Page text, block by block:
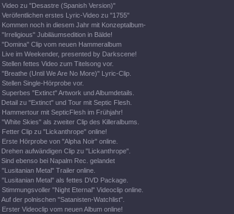
Video zu "Desastre (Spanish Version)"
Veröfentlichen erstes Lyric-Video zu "1755"
Kommen noch in diesem Jahr mit Konzeptalbum-
"Irreligious" Jubiläumsedition in Bälde!
"Domina" Clip vom neuen Hammeralbum
Live im Weekender, presented by Darkscene!
Stellen fettes Video zum Titelsong vor.
"Breathe (Until We Are No More)" Lyric-Clip.
Stellen Single-Hörprobe vor.
Superbes "Extinct" Artwork und Albumdetails.
Detail zu "Extinct" und Tour mit Septic Flesh.
Hammertour mit SepticFlesh im Frühjahr!
"White Skies" als zweiter Clip des Killeralbums.
Fetter Clip zu "Lickanthrope" online!
Erste Hörprobe von "Alpha Noir" online.
Drehen aufwändigen Clip zu "Lickanthrope".
Sind ebenso bei Napalm Rec. gelandet
"Lusitanian Metal" Trailer online.
"Lusitanian Metal" als fettes DVD Package.
Stimmungsvoller "Night Eternal" Videoclip online.
Auf der polnischen "Satanisten-Watchlist".
Erster Videoclip vom neuen Album online!